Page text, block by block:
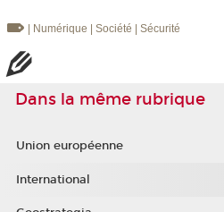
| Numérique | Société | Sécurité
Dans la même rubrique
Union européenne
International